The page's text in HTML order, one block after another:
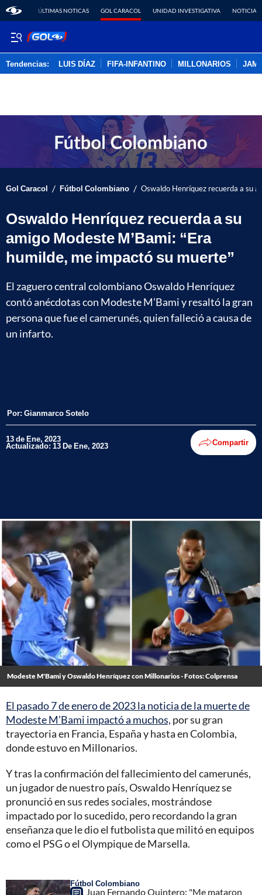
ÚLTIMAS NOTICAS GOL CARACOL UNIDAD INVESTIGATIVA NOTICIAS
Tendencias: LUIS DÍAZ FIFA-INFANTINO MILLONARIOS
Gol Caracol / Fútbol Colombiano / Oswaldo Henríquez recuerda a su
Oswaldo Henríquez recuerda a su
amigo Modeste M’Bami: “Era
humilde, me impactó su muerte”
El zaguero central colombiano Oswaldo Henríquez
contó anécdotas con Modeste M’Bami y resaltó la gran
persona que fue el camerunés, quien falleció a causa de
un infarto.
Por: Gianmarco Sotelo
13 de Ene, 2023
Actualizado: 13 De Ene, 2023 Compartir
Modeste M'Bami y Oswaldo Henríquez con Millonarios - Fotos: Colprensa
El pasado 7 de enero de 2023 la noticia de la muerte de
Modeste M’Bami impactó a muchos, por su gran
trayectoria en Francia, España y hasta en Colombia,
donde estuvo en Millonarios.
Y tras la confirmación del fallecimiento del camerunés,
un jugador de nuestro país, Oswaldo Henríquez se
pronunció en sus redes sociales, mostrándose
impactado por lo sucedido, pero recordando la gran
enseñanza que le dio el futbolista que militó en equipos
como el PSG o el Olympique de Marsella.
Fútbol Colombiano
Juan Fernando Quintero: "Me mataron